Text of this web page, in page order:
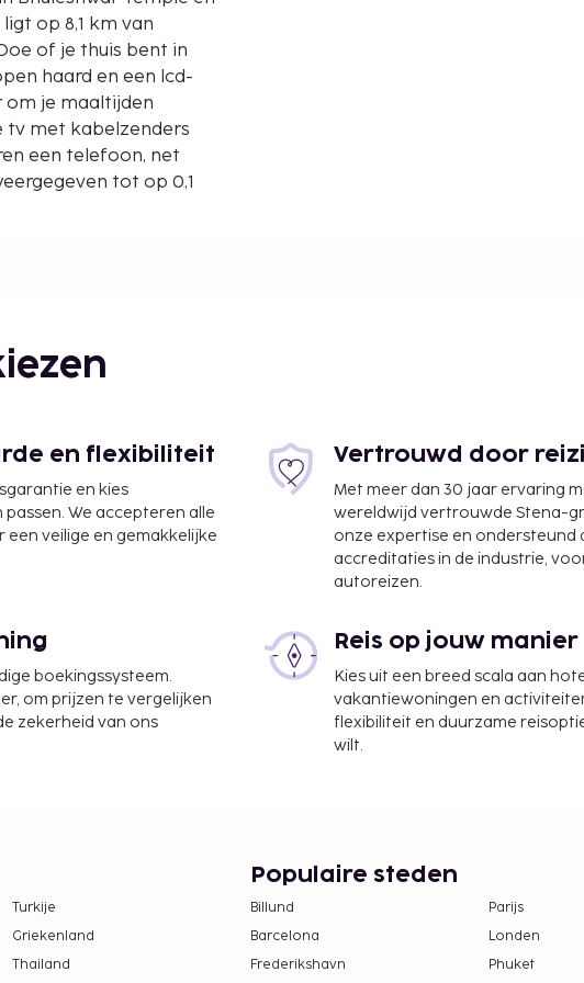
of je thuis bent in
haard en een lcd-
om je maaltijden
tv met kabelzenders
een telefoon, net
tot op 0,1
Executive - Nr
een 24-uurs
je gratis
zijn mogelijk
en flexibiliteit
en kies
We accepteren alle
veilige en gemakkelijke
Vertrouwd door
Met meer dan 30 jaar ervaring
wereldwijd vertrouwde Stena-
onze expertise en
accreditaties in de industrie,
autoreizen.
boekingssysteem.
om prijzen te vergelijken
zekerheid van ons
Reis op jouw manier
Kies uit een breed scala aan
vakantiewoningen en
flexibiliteit en duurzame
wilt.
Turkije
Griekenland
Thailand
Populaire steden
Billund Parijs
Barcelona
Londen
Frederikshavn
Phuket